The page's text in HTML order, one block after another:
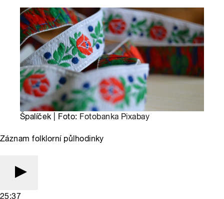
Špalíček | Foto: Fotobanka Pixabay
Záznam folklorní půlhodinky
25:37